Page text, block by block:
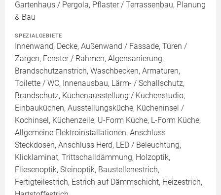
Gartenhaus / Pergola, Pflaster / Terrassenbau, Planung
& Bau
SPEZIALGEBIETE
Innenwand, Decke, Außenwand / Fassade, Türen /
Zargen, Fenster / Rahmen, Algensanierung,
Brandschutzanstrich, Waschbecken, Armaturen,
Toilette / WC, Innenausbau, Lärm- / Schallschutz,
Brandschutz, Küchenausstellung / Küchenstudio,
Einbauküchen, Ausstellungsküche, Kücheninsel /
Kochinsel, Küchenzeile, U-Form Küche, L-Form Küche,
Allgemeine Elektroinstallationen, Anschluss
Steckdosen, Anschluss Herd, LED / Beleuchtung,
Klicklaminat, Trittschalldämmung, Holzoptik,
Fliesenoptik, Steinoptik, Baustellenestrich,
Fertigteilestrich, Estrich auf Dämmschicht, Heizestrich,